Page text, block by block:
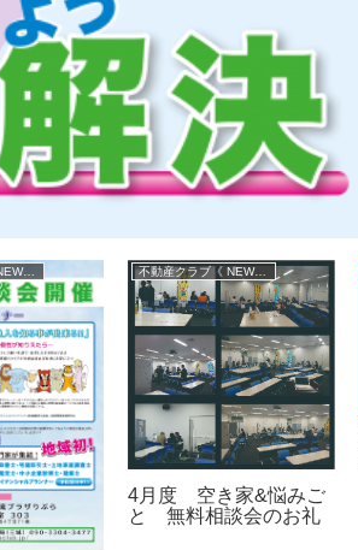
不動産クラブ《 NEWS 》 不動産クラブ《 NEWS 》
4月度 空き家&悩みご
と 無料相談会のお礼